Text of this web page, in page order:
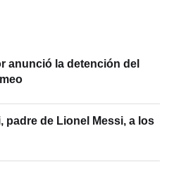
anunció la detención del
padre de Lionel Messi, a los